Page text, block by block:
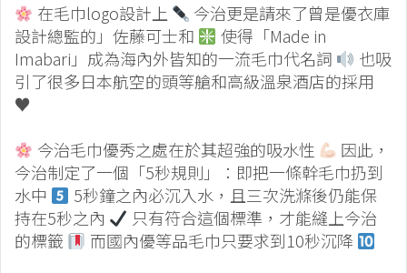
在毛巾logo設計上
今治更是請來了曾是優衣庫
設計總監的」佐藤可士和
使得「Made in
Imabari」成為海內外皆知的一流毛巾代名詞
也吸
引了很多日本航空的頭等艙和高級溫泉酒店的採用
♥️
今治毛巾優秀之處在於其超強的吸水性
因此，
今治制定了一個「5秒規則」：即把一條幹毛巾扔到
水中
5秒鐘之內必沉入水，且三次洗滌後仍能保
持在5秒之內
只有符合這個標準，才能縫上今治
的標籤
而國內優等品毛巾只要求到10秒沉降